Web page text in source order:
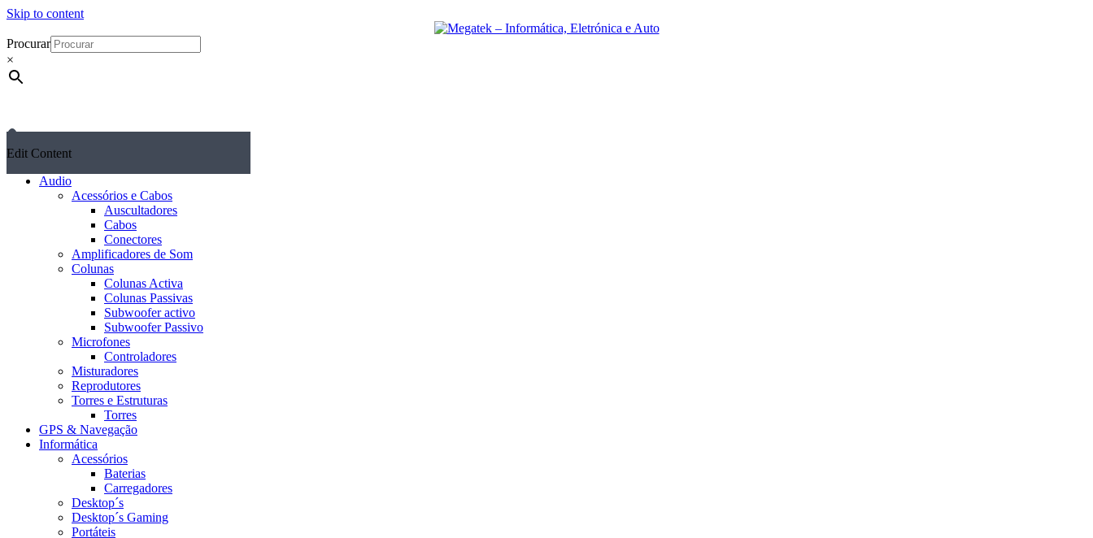
Skip to content
Procurar
×
Edit Content
Audio
Acessórios e Cabos
Auscultadores
Cabos
Conectores
Amplificadores de Som
Colunas
Colunas Activa
Colunas Passivas
Subwoofer activo
Subwoofer Passivo
Microfones
Controladores
Misturadores
Reprodutores
Torres e Estruturas
Torres
GPS & Navegação
Informática
Acessórios
Baterias
Carregadores
Desktop´s
Desktop´s Gaming
Portáteis